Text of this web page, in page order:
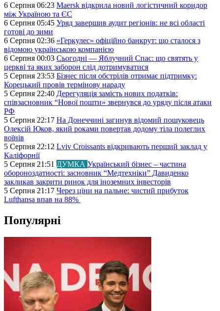
6 Серпня 06:23 Maersk відкрила новий логістичний коридор
між Україною та ЄС
6 Серпня 05:45 Уряд завершив аудит регіонів: не всі області
готові до зими
6 Серпня 02:36 «Геркулес» офіційно банкрут: що сталося з
відомою українською компанією
6 Серпня 00:03 Сьогодні — Яблучний Спас: що святять у
церкві та яких заборон слід дотримуватися
5 Серпня 23:53 Бізнес після обстрілів отримає підтримку:
Корецький провів термінову нараду
5 Серпня 22:40 Дерегуляція замість нових податків:
співзасновник “Нової пошти» звернувся до уряду після атаки
РФ
5 Серпня 22:17 На Донеччині загинув відомий пошуковець
Олексій Юков, який роками повертав додому тіла полеглих
воїнів
5 Серпня 22:12 Lviv Croissants відкривають перший заклад у
Каліфорнії
5 Серпня 21:51 ДУМКА Український бізнес – частина
обороноздатності: засновник “Медтехніки” Давиденко
закликав закрити ринок для іноземних інвесторів
5 Серпня 21:17 Через ціни на пальне: чистий прибуток
Lufthansa впав на 88%
Популярні